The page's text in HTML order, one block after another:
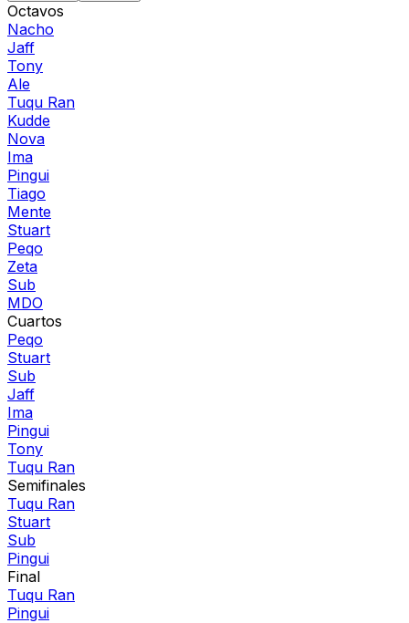
Octavos
Nacho
Jaff
Tony
Ale
Tuqu Ran
Kudde
Nova
Ima
Pingui
Tiago
Mente
Stuart
Peqo
Zeta
Sub
MDO
Cuartos
Peqo
Stuart
Sub
Jaff
Ima
Pingui
Tony
Tuqu Ran
Semifinales
Tuqu Ran
Stuart
Sub
Pingui
Final
Tuqu Ran
Pingui